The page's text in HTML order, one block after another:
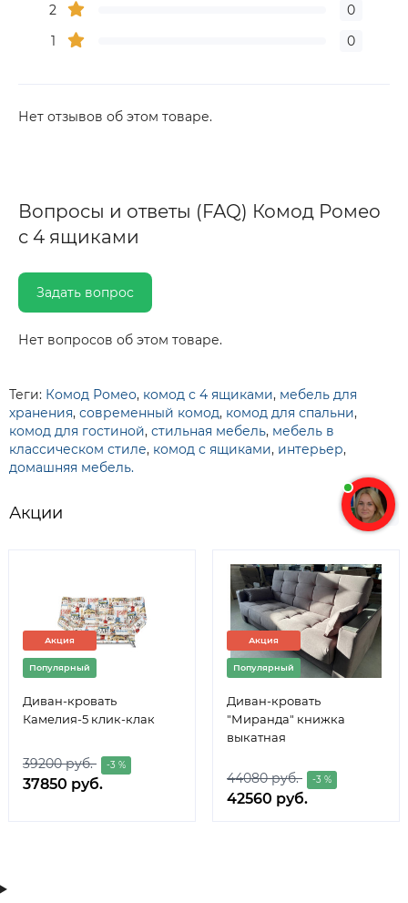
2
0
1
0
Нет отзывов об этом товаре.
Вопросы и ответы (FAQ) Комод Ромео
с 4 ящиками
Задать вопрос
Нет вопросов об этом товаре.
Теги: Комод Ромео, комод с 4 ящиками, мебель для
хранения, современный комод, комод для спальни,
комод для гостиной, стильная мебель, мебель в
классическом стиле, комод с ящиками, интерьер,
домашняя мебель.
Акции
Акция
Популярный
Диван-кровать
Камелия-5 клик-клак
39200 руб. -3 %
37850 руб.
Акция
Популярный
Диван-кровать
"Миранда" книжка
выкатная
44080 руб. -3 %
42560 руб.